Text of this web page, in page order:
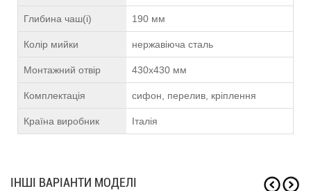
Глибина чаш(і) 190 мм
Колір мийки нержавіюча сталь
Монтажний отвір 430х430 мм
Комплектація сифон, перелив, кріплення
Країна виробник Італія
ІНШІ ВАРІАНТИ МОДЕЛІ